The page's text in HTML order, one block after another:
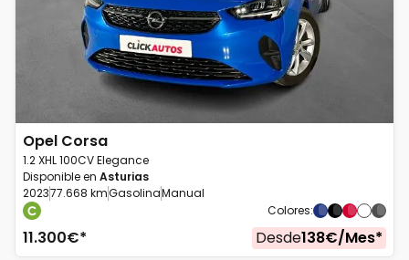
Opel Corsa
1.2 XHL 100CV Elegance
Disponible en Asturias
202377.668 kmGasolinaManual
Colores:
11.300€* Desde138€/Mes*